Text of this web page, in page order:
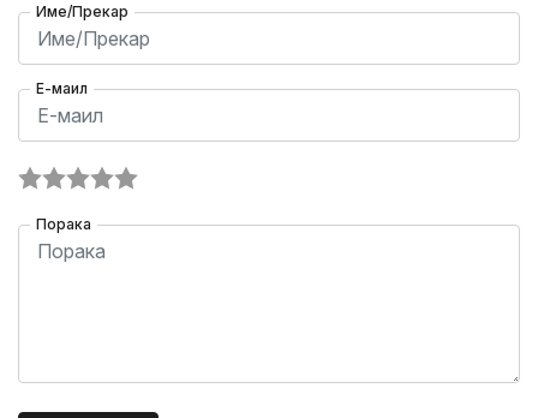
Име/Прекар
Е-маил
Порака